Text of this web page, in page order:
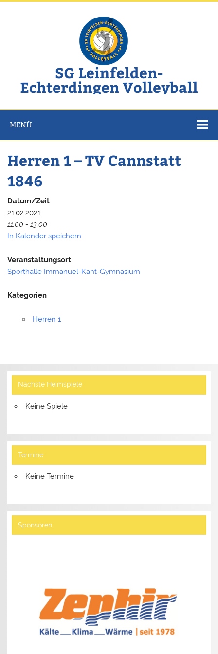
Zum
SG Leinfelden-
Echterdingen Volleyball
MENÜ
Herren 1 – TV Cannstatt
1846
Datum/Zeit
21.02.2021
11:00 - 13:00
In Kalender speichern
Veranstaltungsort
Sporthalle Immanuel-Kant-Gymnasium
Kategorien
Herren 1
Nächste Heimspiele
Keine Spiele
Termine
Keine Termine
Sponsoren